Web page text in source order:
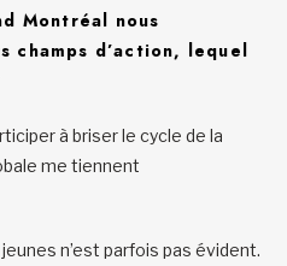
Montréal nous
champs d’action, lequel
à briser le cycle de la
me tiennent
n’est parfois pas évident.